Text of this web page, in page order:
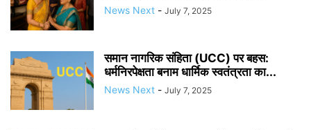
News Next - July 7, 2025
समान नागरिक संहिता (UCC) पर बहस:
धर्मनिरपेक्षता बनाम धार्मिक स्वतंत्रता का...
News Next - July 7, 2025